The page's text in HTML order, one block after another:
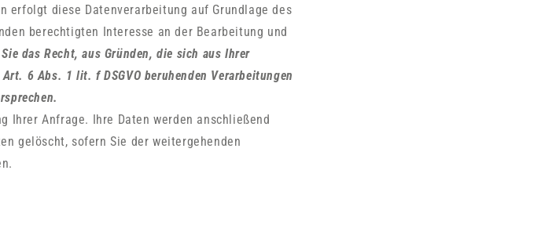
erfolgt diese Datenverarbeitung auf Grundlage des
berechtigten Interesse an der Bearbeitung und
das Recht, aus Gründen, die sich aus Ihrer
6 Abs. 1 lit. f DSGVO beruhenden Verarbeitungen
Ihrer Anfrage. Ihre Daten werden anschließend
gelöscht, sofern Sie der weitergehenden